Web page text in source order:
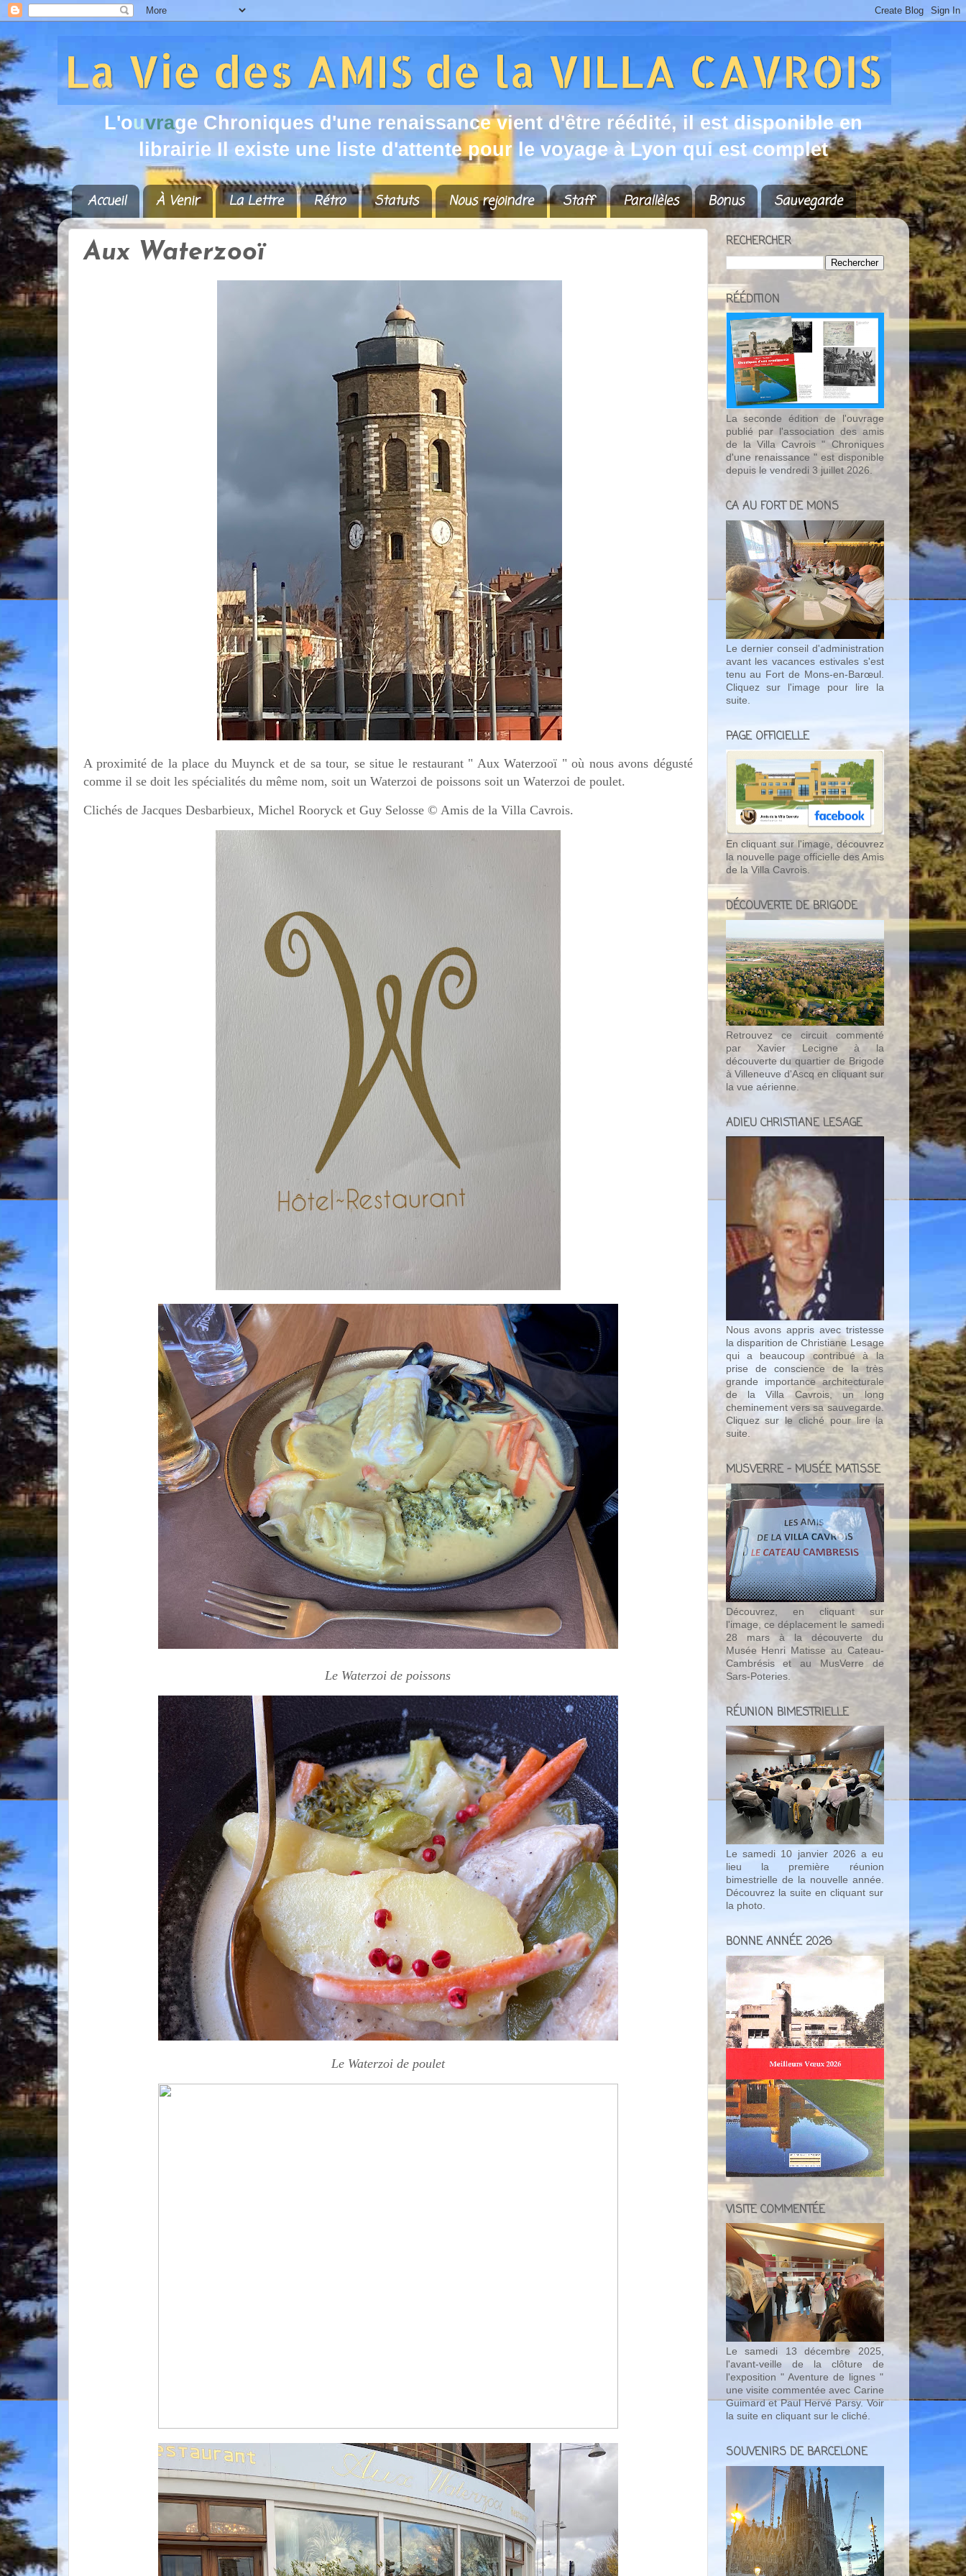
L'ouvrage C hroniques d 'une renaissance vient d'être rééd ité, il est disponible en
i brairie I existe une iste d 'attente pour e voyage à Lyon qui est complet
Accueil À Venir La Lettre Rétro Statuts Nous rejoindre Staff Parallèles Bonus Sauvegarde
Aux Waterzooï
A proximité de la place du Muynck et de sa tour, se situe le restaurant " Aux Waterzooï " où nous avons dégusté
comme il se doit les spécialités du même nom, soit un Waterzoi de poissons soit un Waterzoi de poulet.
Clichés de Jacques Desbarbieux, Michel Rooryck et Guy Selosse © Amis de la Villa Cavrois.
Le Waterzoi de poissons
Le Waterzoi de poulet
RECHERCHER
RÉÉDITION
La seconde édition de l'ouvrage
publié par l'association des amis
de la Villa Cavrois " Chroniques
d'une renaissance " est disponible
depuis le vendredi 3 juillet 2026.
CA AU FORT DE MONS
Le dernier conseil d'administration
avant les vacances estivales s'est
tenu au Fort de Mons-en-Barœul.
Cliquez sur l'image pour lire la
suite.
PAGE OFFICIELLE
En cliquant sur l'image, découvrez
la nouvelle page officielle des Amis
de la Villa Cavrois.
DÉCOUVERTE DE BRIGODE
Retrouvez ce circuit commenté
par Xavier Lecigne à la
découverte du quartier de Brigode
à Villeneuve d'Ascq en cliquant sur
la vue aérienne.
ADIEU CHRISTIANE LESAGE
Nous avons appris avec tristesse
la disparition de Christiane Lesage
qui a beaucoup contribué à la
prise de conscience de la très
grande importance architecturale
de la Villa Cavrois, un long
cheminement vers sa sauvegarde.
Cliquez sur le cliché pour lire la
suite.
MUSVERRE - MUSÉE MATISSE
Découvrez, en cliquant sur
l'image, ce déplacement le samedi
28 mars à la découverte du
Musée Henri Matisse au Cateau-
Cambrésis et au MusVerre de
Sars-Poteries.
RÉUNION BIMESTRIELLE
Le samedi 10 janvier 2026 a eu
lieu la première réunion
bimestrielle de la nouvelle année.
Découvrez la suite en cliquant sur
la photo.
BONNE ANNÉE 2026
VISITE COMMENTÉE
Le samedi 13 décembre 2025,
l'avant-veille de la clôture de
l'exposition " Aventure de lignes "
une visite commentée avec Carine
Guimard et Paul Hervé Parsy. Voir
la suite en cliquant sur le cliché.
SOUVENIRS DE BARCELONE